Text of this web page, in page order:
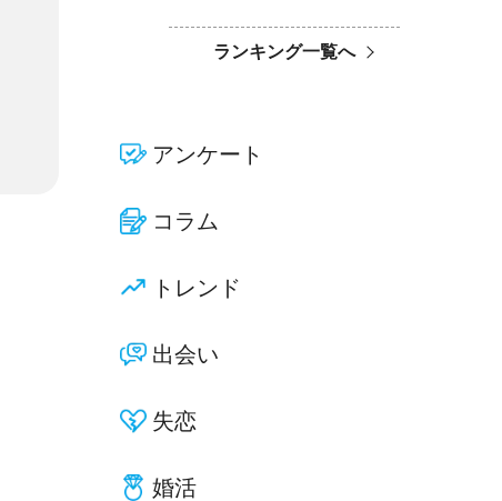
ランキング一覧へ
アンケート
コラム
トレンド
出会い
失恋
婚活